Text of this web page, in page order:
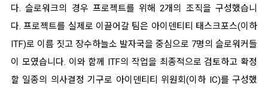
다. 슬로워크의 경우 프로젝트를 위해 2개의 조직을 구성했습니
다. 프로젝트를 실제로 이끌어갈 팀은 아이덴티티 태스크포스(이하
ITF)로 이름 짓고 장수하늘소 발자국을 중심으로 7명의 슬로워커들
이 모였습니다. 이와 함께 ITF의 작업을 최종적으로 검토하고 확정
할 일종의 의사결정 기구로 아이덴티티 위원회(이하 IC)를 구성했